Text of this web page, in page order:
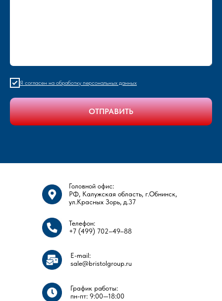
Я согласен на обработку персональных данных
ОТПРАВИТЬ
Головной офис:
РФ, Калужская область, г.Обнинск,
ул.Красных Зорь, д.37
Телефон:
+7 (499) 702–49–88
E-mail:
sale@bristolgroup.ru
График работы:
пн-пт: 9:00—18:00​​